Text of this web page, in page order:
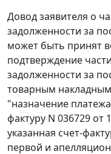
Довод заявителя о
задолженности за
может быть принят
подтверждение
задолженности за
товарным
"назначение
фактуру N 036729 от
указанная счет-
первой и